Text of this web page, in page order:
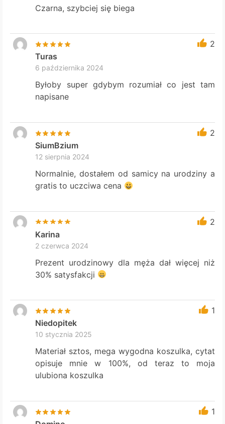
Czarna, szybciej się biega
2
Turas
6 października 2024
Byłoby super gdybym rozumiał co jest tam
napisane
2
SiumBzium
12 sierpnia 2024
Normalnie, dostałem od samicy na urodziny a
gratis to uczciwa cena
2
Karina
2 czerwca 2024
Prezent urodzinowy dla męża dał więcej niż
30% satysfakcji
1
Niedopitek
10 stycznia 2025
Materiał sztos, mega wygodna koszulka, cytat
opisuje mnie w 100%, od teraz to moja
ulubiona koszulka
1